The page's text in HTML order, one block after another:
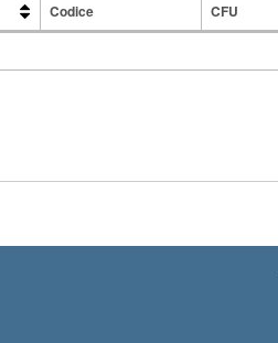
Codice CFU